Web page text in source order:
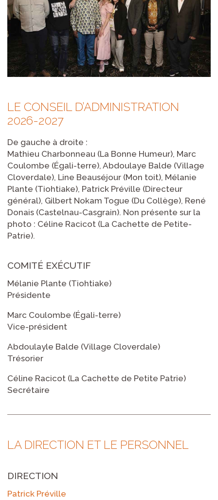
LE CONSEIL D’ADMINISTRATION
2026-2027
De gauche à droite :
Mathieu Charbonneau (La Bonne Humeur), Marc
Coulombe (Égali-terre), Abdoulaye Balde (Village
Cloverdale), Line Beauséjour (Mon toit), Mélanie
Plante (Tiohtiake), Patrick Préville (Directeur
général), Gilbert Nokam Togue (Du Collège), René
Donais (Castelnau-Casgrain). Non présente sur la
photo : Céline Racicot (La Cachette de Petite-
Patrie).
COMITÉ EXÉCUTIF
Mélanie Plante (Tiohtiake)
Présidente
Marc Coulombe (Égali-terre)
Vice-président
Abdoulayle Balde (Village Cloverdale)
Trésorier
Céline Racicot (La Cachette de Petite Patrie)
Secrétaire
LA DIRECTION ET LE PERSONNEL
DIRECTION
Patrick Préville